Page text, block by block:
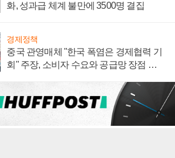
화, 성과급 체계 불만에 3500명 결집
경제정책
중국 관영매체 "한국 폭염은 경제협력 기
회" 주장, 소비자 수요와 공급망 장점 강